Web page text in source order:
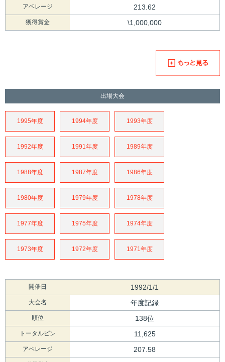
アベレージ 213.62
獲得賞金 \1,000,000
出場大会
1995年度 1994年度 1993年度
1992年度 1991年度 1989年度
1988年度 1987年度 1986年度
1980年度 1979年度 1978年度
1977年度 1975年度 1974年度
1973年度 1972年度 1971年度
開催日 1992/1/1
大会名 年度記録
順位 138位
トータルピン 11,625
アベレージ 207.58